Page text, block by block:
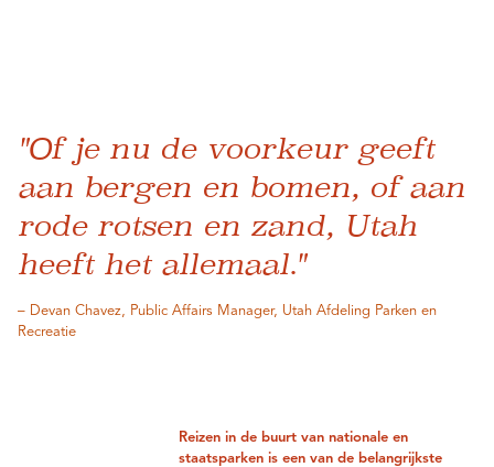
"Of je nu de voorkeur geeft
aan bergen en bomen, of aan
rode rotsen en zand, Utah
heeft het allemaal."
– Devan Chavez, Public Affairs Manager, Utah Afdeling Parken en
Recreatie
Reizen in de buurt van nationale en
staatsparken is een van de belangrijkste